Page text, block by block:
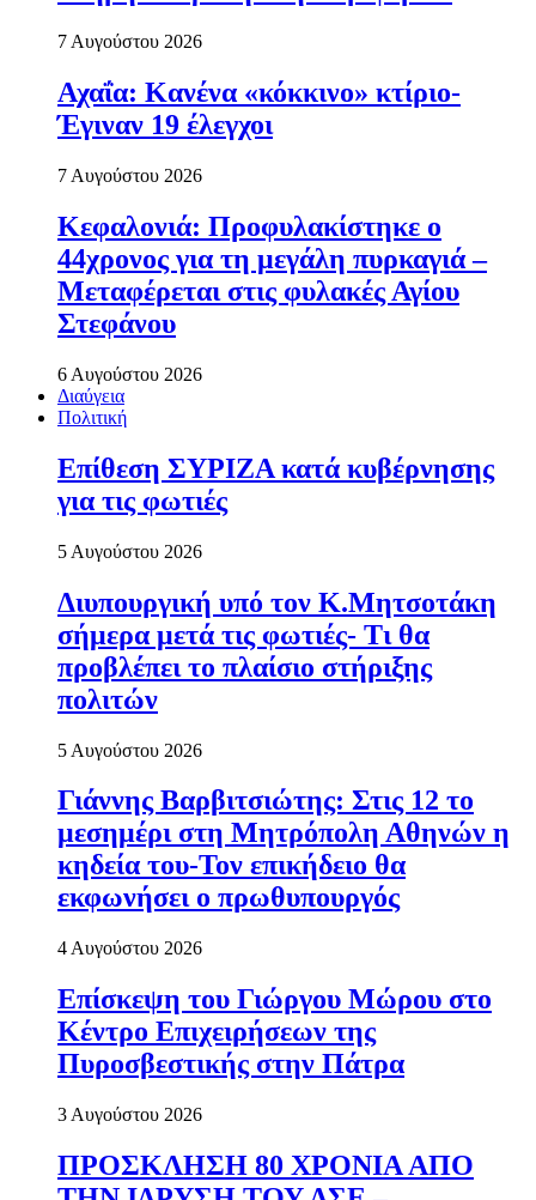
7 Αυγούστου 2026
Αχαΐα: Κανένα «κόκκινο» κτίριο-
Έγιναν 19 έλεγχοι
7 Αυγούστου 2026
Κεφαλονιά: Προφυλακίστηκε ο
44χρονος για τη μεγάλη πυρκαγιά –
Μεταφέρεται στις φυλακές Αγίου
Στεφάνου
6 Αυγούστου 2026
Διαύγεια
Πολιτική
Επίθεση ΣΥΡΙΖΑ κατά κυβέρνησης
για τις φωτιές
5 Αυγούστου 2026
Διυπουργική υπό τον Κ.Μητσοτάκη
σήμερα μετά τις φωτιές- Τι θα
προβλέπει το πλαίσιο στήριξης
πολιτών
5 Αυγούστου 2026
Γιάννης Βαρβιτσιώτης: Στις 12 το
μεσημέρι στη Μητρόπολη Αθηνών η
κηδεία του-Τον επικήδειο θα
εκφωνήσει ο πρωθυπουργός
4 Αυγούστου 2026
Επίσκεψη του Γιώργου Μώρου στο
Κέντρο Επιχειρήσεων της
Πυροσβεστικής στην Πάτρα
3 Αυγούστου 2026
ΠΡΟΣΚΛΗΣΗ 80 ΧΡΟΝΙΑ ΑΠΟ